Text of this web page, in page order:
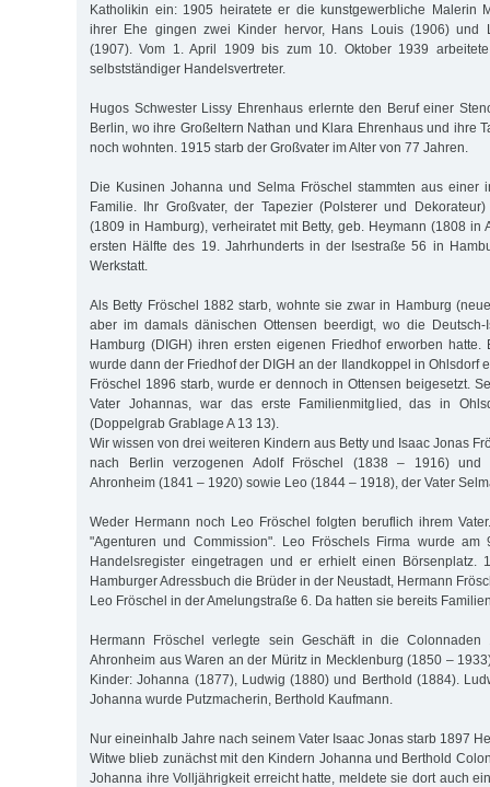
Katholikin ein: 1905 heiratete er die kunstgewerbliche Malerin
ihrer Ehe gingen zwei Kinder hervor, Hans Louis (1906) und
(1907). Vom 1. April 1909 bis zum 10. Oktober 1939
selbstständiger Handelsvertreter.
Hugos Schwester Lissy Ehrenhaus erlernte den Beruf einer
Berlin, wo ihre Großeltern Nathan und Klara Ehrenhaus und ihre
noch wohnten. 1915 starb der Großvater im Alter von 77 Jahren.
Die Kusinen Johanna und Selma Fröschel stammten aus einer
Familie. Ihr Großvater, der Tapezier (Polsterer und
(1809 in Hamburg), verheiratet mit Betty, geb. Heymann (1808 in
ersten Hälfte des 19. Jahrhunderts in der Isestraße 56 in
Werkstatt.
Als Betty Fröschel 1882 starb, wohnte sie zwar in Hamburg
aber im damals dänischen Ottensen beerdigt, wo die Deutsch-
Hamburg (DIGH) ihren ersten eigenen Friedhof erworben hatte.
wurde dann der Friedhof der DIGH an der Ilandkoppel in Ohlsdorf
Fröschel 1896 starb, wurde er dennoch in Ottensen beigesetzt.
Vater Johannas, war das erste Familienmitglied, das in
(Doppelgrab Grablage A 13 13).
Wir wissen von drei weiteren Kindern aus Betty und Isaac Jonas
nach Berlin verzogenen Adolf Fröschel (1838 – 1916) und
Ahronheim (1841 – 1920) sowie Leo (1844 – 1918), der Vater
Weder Hermann noch Leo Fröschel folgten beruflich ihrem
"Agenturen und Commission". Leo Fröschels Firma wurde am
Handelsregister eingetragen und er erhielt einen Börsenplatz.
Hamburger Adressbuch die Brüder in der Neustadt, Hermann
Leo Fröschel in der Amelungstraße 6. Da hatten sie bereits
Hermann Fröschel verlegte sein Geschäft in die
Ahronheim aus Waren an der Müritz in Mecklenburg (1850 –
Kinder: Johanna (1877), Ludwig (1880) und Berthold (1884).
Johanna wurde Putzmacherin, Berthold Kaufmann.
Nur eineinhalb Jahre nach seinem Vater Isaac Jonas starb 1897
Witwe blieb zunächst mit den Kindern Johanna und Berthold
Johanna ihre Volljährigkeit erreicht hatte, meldete sie dort auch